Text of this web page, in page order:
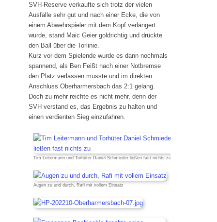
SVH-Reserve verkaufte sich trotz der vielen
Ausfälle sehr gut und nach einer Ecke, die von
einem Abwehrspieler mit dem Kopf verlängert
wurde, stand Maic Geier goldrichtig und drückte
den Ball über die Torlinie.
Kurz vor dem Spielende wurde es dann nochmals
spannend, als Ben Feißt nach einer Notbremse
den Platz verlassen musste und im direkten
Anschluss Oberharmersbach das 2:1 gelang.
Doch zu mehr reichte es nicht mehr, denn der
SVH verstand es, das Ergebnis zu halten und
einen verdienten Sieg einzufahren.
Tim Leitermann und Torhüter Daniel Schmieder ließen fast nichts zu
Augen zu und durch, Rafi mit vollem Einsatz